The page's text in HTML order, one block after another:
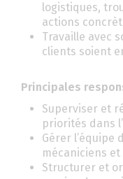
logistiques,
actions
Travaille avec
clients soient
Principales
Superviser et
priorités dans
Gérer l’équipe
mécaniciens
Structurer et